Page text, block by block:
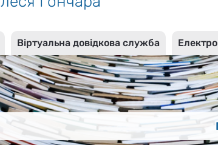
Віртуальна довідкова служба